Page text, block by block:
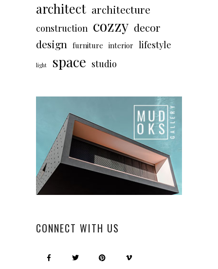
architect architecture
construction cozzy decor
design
furniture interior lifestyle
light space studio
CONNECT WITH US